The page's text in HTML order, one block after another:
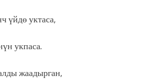
үйдө уктаса,
укпаса.
жаадырган,